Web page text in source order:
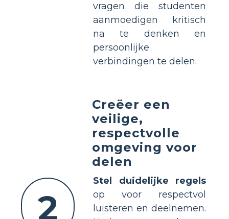
vragen die studenten
aanmoedigen kritisch
na te denken en
persoonlijke
verbindingen te delen.
2
Creëer een
veilige,
respectvolle
omgeving voor
delen
Stel duidelijke regels
op voor respectvol
luisteren en deelnemen.